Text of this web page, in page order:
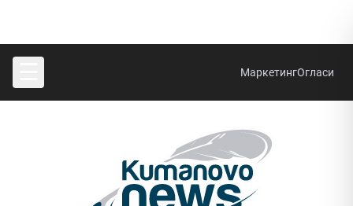
МаркетингОгласи